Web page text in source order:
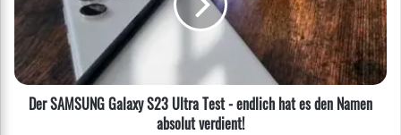
Ultra
Test
-
endlich
hat
Der SAMSUNG Galaxy S23 Ultra Test - endlich hat es den Namen
absolut verdient!